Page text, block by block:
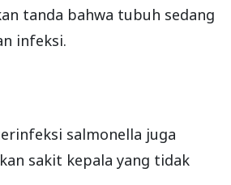
tanda bahwa tubuh sedang
infeksi.
salmonella juga
sakit kepala yang tidak